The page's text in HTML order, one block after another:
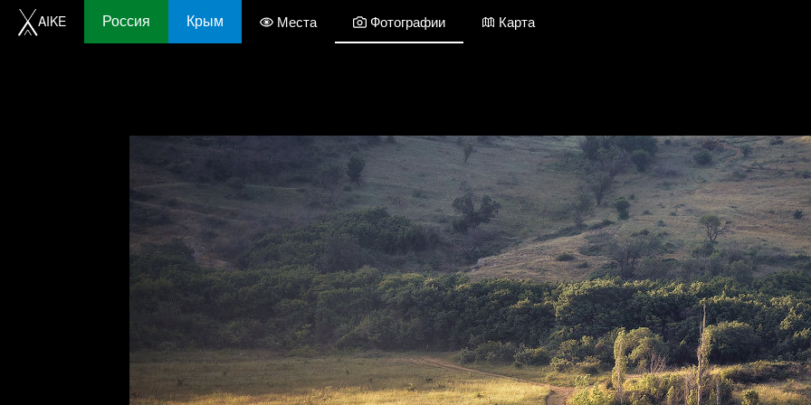
AIKE Россия Крым Места Фотографии Карта
Крым / Фотографии
Добавить фото